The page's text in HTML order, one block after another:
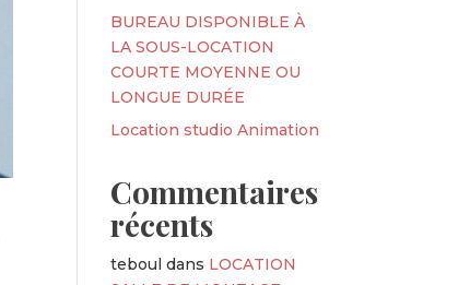
BUREAU DISPONIBLE À
LA SOUS-LOCATION
COURTE MOYENNE OU
LONGUE DURÉE
Location studio Animation
Commentaires
récents
teboul dans LOCATION